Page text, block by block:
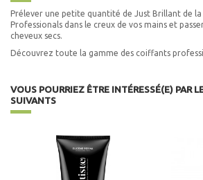
Prélever une petite quantité de Just Brillant de la
Professionals dans le creux de vos mains et
cheveux secs.
Découvrez toute la gamme des coiffants
VOUS POURRIEZ ÊTRE INTÉRESSÉ(E) PAR
SUIVANTS